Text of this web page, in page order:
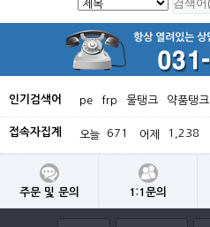
인기검색어 pe frp 물탱크 약품탱크
접속자집계 오늘 671 어제 1,238
주문 및 문의 1:1문의